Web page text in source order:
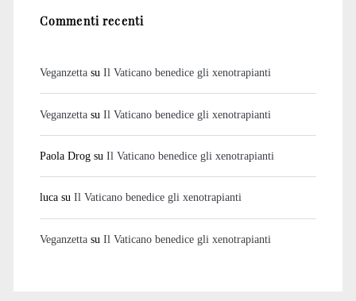
Commenti recenti
Veganzettasu Il Vaticano benedice gli xenotrapianti
Veganzettasu Il Vaticano benedice gli xenotrapianti
Paola Drogsu Il Vaticano benedice gli xenotrapianti
lucasu Il Vaticano benedice gli xenotrapianti
Veganzettasu Il Vaticano benedice gli xenotrapianti